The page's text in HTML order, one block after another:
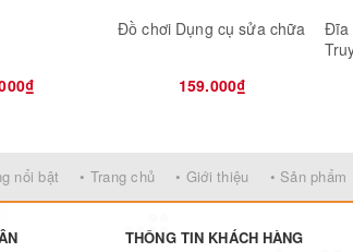
Đồ chơi Dụng cụ sửa chữa
159.000₫
Đĩa
nổi bật • Trang chủ • Giới thiệu • Sản phẩm
THÔNG TIN KHÁCH HÀNG